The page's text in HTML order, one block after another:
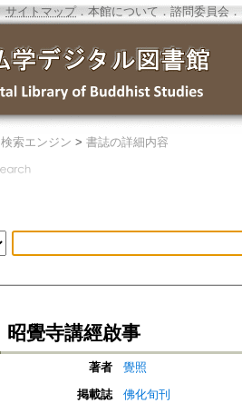
サイトマップ．本館について ． 諮問委員会 ．
検索エンジン > 書誌の詳細内容
昭覺寺講經啟事
著者
覺照
掲載誌
佛化旬刊